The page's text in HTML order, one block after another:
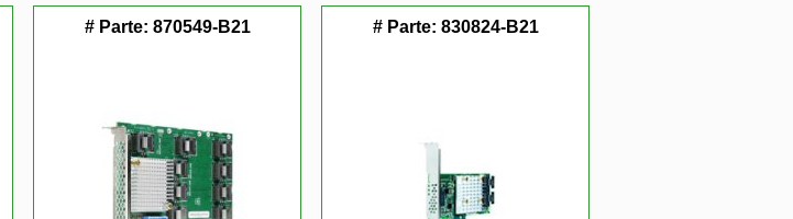
# Parte: 870549-B21 # Parte: 830824-B21